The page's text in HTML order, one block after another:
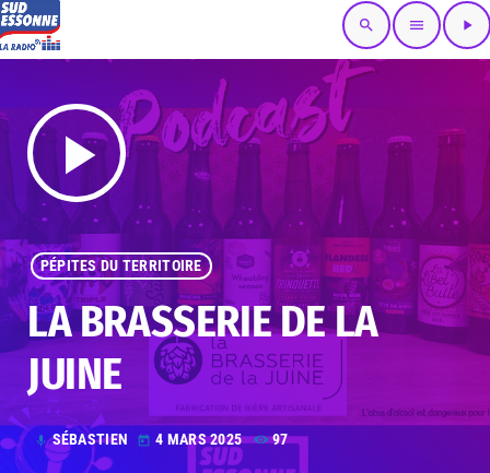
search menu play_arrow
play_arrow
PÉPITES DU TERRITOIRE
LA BRASSERIE DE LA
JUINE
mic SÉBASTIEN today 4 MARS 2025 97